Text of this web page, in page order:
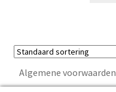
Alle 5 resultaten
Algemene voorwaarden